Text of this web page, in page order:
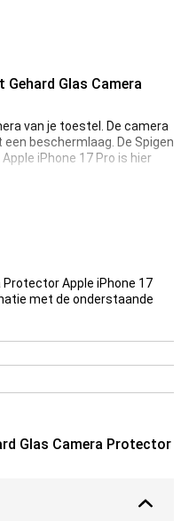
Gehard Glas Camera
van je toestel. De camera
beschermlaag. De Spigen
iPhone 17 Pro is hier
17 Pro goed in alle
Protector Apple iPhone 17
wat jouw camera de
Daarnaast is het
Protector Apple iPhone 17
met de onderstaande
Glas Camera Protector